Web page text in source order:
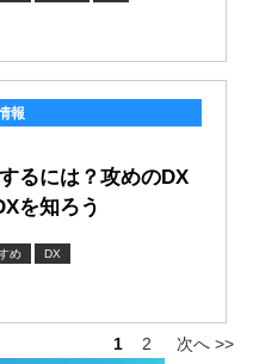
報
るには？攻めのDX
を知ろう
め DX
1 2 次へ >>